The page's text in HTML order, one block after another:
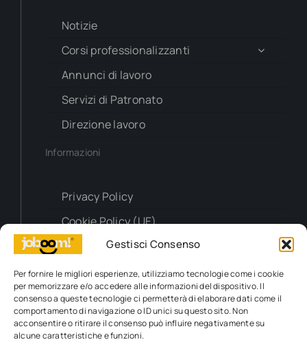
Gestisci Consenso
Per fornire le migliori esperienze, utilizziamo tecnologie come i cookie
per memorizzare e/o accedere alle informazioni del dispositivo. Il
consenso a queste tecnologie ci permetterà di elaborare dati come il
comportamento di navigazione o ID unici su questo sito. Non
acconsentire o ritirare il consenso può influire negativamente su
alcune caratteristiche e funzioni.
Notizie
Corsi professionalizzanti
Annunci di lavoro
Servizi di Patronato
Direzione lavoro
Informazioni
Privacy Policy
Cookie Policy (UE)
Contatti
Richiesta info